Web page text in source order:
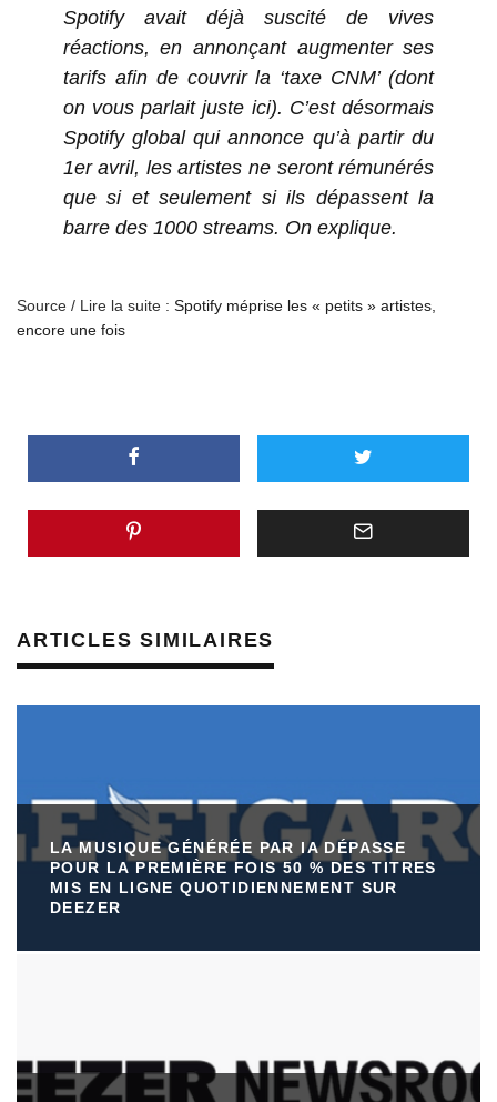
Spotify avait déjà suscité de vives
réactions, en annonçant augmenter ses
tarifs afin de couvrir la ‘taxe CNM’ (dont
on vous parlait juste ici). C’est désormais
Spotify global qui annonce qu’à partir du
1er avril, les artistes ne seront rémunérés
que si et seulement si ils dépassent la
barre des 1000 streams. On explique.
Source / Lire la suite : Spotify méprise les « petits » artistes,
encore une fois
ARTICLES SIMILAIRES
LA MUSIQUE GÉNÉRÉE PAR IA DÉPASSE
POUR LA PREMIÈRE FOIS 50 % DES TITRES
MIS EN LIGNE QUOTIDIENNEMENT SUR
DEEZER